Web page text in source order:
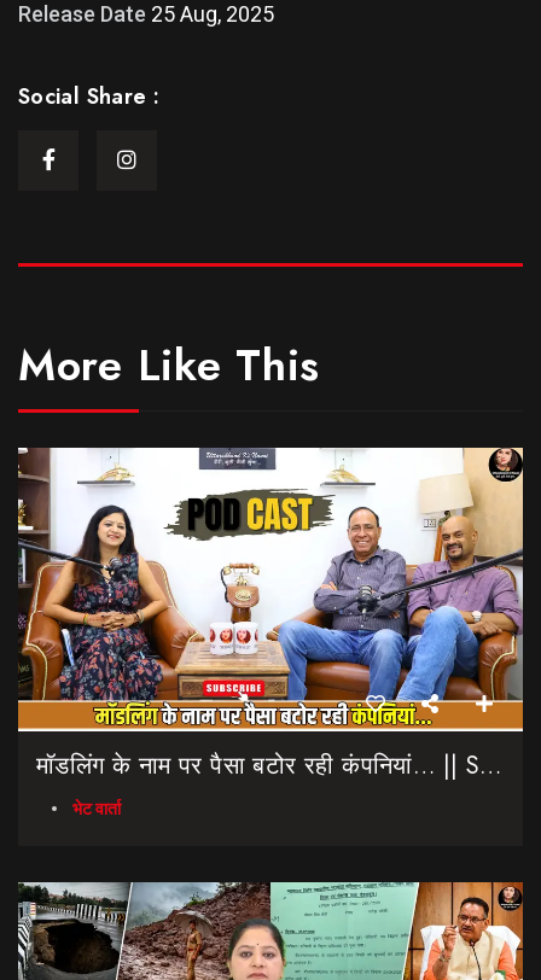
Release Date 25 Aug, 2025
Social Share :
More Like This
मॉडलिंग के नाम पर पैसा बटोर रही कंपनियां… || Sinmit Communications || Miss Uttarakhand 2026
भेट वार्ता